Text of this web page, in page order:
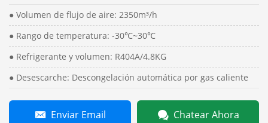
● Volumen de flujo de aire: 2350m³/h
● Rango de temperatura: -30℃~30℃
● Refrigerante y volumen: R404A/4.8KG
● Desescarche: Descongelación automática por gas caliente
Enviar Email Chatear Ahora